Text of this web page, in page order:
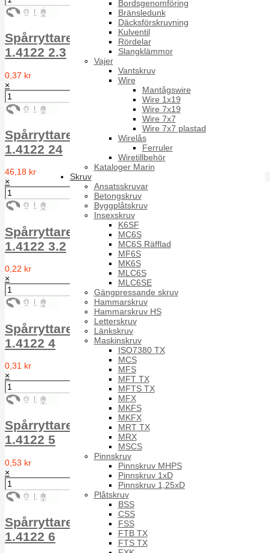
Bordsgenomföring
Bränsledunk
Däcksförskruvning
Kulventil
Rördelar
Slangklämmor
Vajer
Vantskruv
Wire
Mantågswire
Wire 1x19
Wire 7x19
Wire 7x7
Wire 7x7 plastad
Wirelås
Ferruler
Wiretillbehör
Kataloger Marin
Skruv
Ansatsskruvar
Betongskruv
Byggplåtskruv
Insexskruv
K6SF
MC6S
MC6S Räfflad
MF6S
MK6S
MLC6S
MLC6SE
Gängpressande skruv
Hammarskruv
Hammarskruv HS
Letterskruv
Länkskruv
Maskinskruv
ISO7380 TX
MCS
MFS
MFT TX
MFTS TX
MFX
MKFS
MKFX
MRT TX
MRX
MSCS
Pinnskruv
Pinnskruv MHPS
Pinnskruv 1xD
Pinnskruv 1,25xD
Plåtskruv
BSS
CSS
FSS
FTB TX
FTS TX
Spårryttare för axel RS 1.4122 DIN 6799
1.4122 2.3
0,37 kr
×
Spårryttare för axel RS 1.4122 DIN 6799
1.4122 24
46,18 kr
×
Spårryttare för axel RS 1.4122 DIN 6799
1.4122 3.2
0,22 kr
×
Spårryttare för axel RS 1.4122 DIN 6799
1.4122 4
0,31 kr
×
Spårryttare för axel RS 1.4122 DIN 6799
1.4122 5
0,53 kr
×
Spårryttare för axel RS 1.4122 DIN 6799
1.4122 6